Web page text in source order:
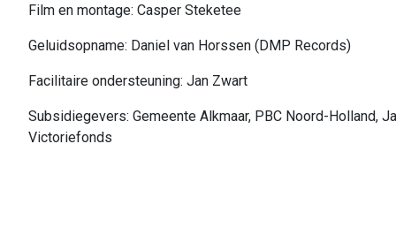
Film en montage: Casper Steketee
Geluidsopname: Daniel van Horssen (DMP Records)
Facilitaire ondersteuning: Jan Zwart
Subsidiegevers: Gemeente Alkmaar, PBC Noord-Holland,
Victoriefonds